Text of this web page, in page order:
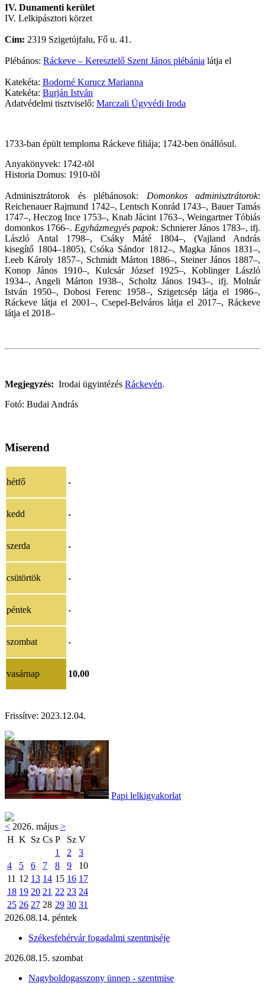
IV. Dunamenti kerület
IV. Lelkipásztori körzet
Cím: 2319 Szigetújfalu, Fő u. 41.
Plébános: Ráckeve – Keresztelő Szent János plébánia látja el
Katekéta: Bodorné Kurucz Marianna
Katekéta: Burján István
Adatvédelmi tisztviselő: Marczali Ügyvédi Iroda
1733-ban épült temploma Ráckeve filiája; 1742-ben önállósul.
Anyakönyvek: 1742-tõl
Historia Domus: 1910-tõl
Adminisztrátorok és plébánosok: Domonkos adminisztrátorok:
Reichenauer Rajmund 1742–, Lentsch Konrád 1743–, Bauer Tamás
1747–, Heczog Ince 1753–, Knab Jácint 1763–, Weingartner Tóbiás
domonkos 1766–. Egyházmegyés papok: Schnierer János 1783–, ifj.
László Antal 1798–, Csáky Máté 1804–, (Vajland András
kisegítő 1804–1805), Csóka Sándor 1812–, Magka János 1831–,
Leeb Károly 1857–, Schmidt Márton 1886–, Steiner János 1887–,
Konop János 1910–, Kulcsár József 1925–, Koblinger László
1934–, Angeli Márton 1938–, Scholtz János 1943–, ifj. Molnár
István 1950–, Dobosi Ferenc 1958–, Szigetcsép látja el 1986–,
Ráckeve látja el 2001–, Csepel-Belváros látja el 2017–, Ráckeve
látja el 2018–
Megjegyzés: Irodai ügyintézés Ráckevén.
Fotó: Budai András
Miserend
hétfő -
kedd -
szerda -
csütörtök -
péntek -
szombat -
vasárnap 10.00
Frissítve: 2023.12.04.
Papi lelkigyakorlat
< 2026. május >
H K Sz Cs P Sz V
1
2
3
4
5 6 7 8 9
10
11 12 13 14 15 16 17
18 19 20 21 22 23 24
25 26 27 28 29 30 31
2026.08.14. péntek
Székesfehérvár fogadalmi szentmiséje
2026.08.15. szombat
Nagyboldogasszony ünnep - szentmise